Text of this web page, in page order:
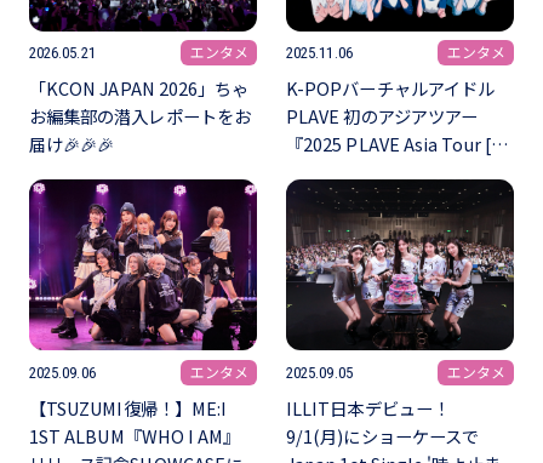
2026.05.21 エンタメ
「KCON JAPAN 2026」ちゃ
お編集部の潜入レポートをお
届け🎉🎉🎉
2025.11.06 エンタメ
K-POPバーチャルアイドル
PLAVE 初のアジアツアー
『2025 PLAVE Asia Tour […
2025.09.06 エンタメ
【TSUZUMI復帰！】ME:I
1ST ALBUM『WHO I AM』
2025.09.05 エンタメ
ILLIT日本デビュー！
9/1(月)にショーケースで